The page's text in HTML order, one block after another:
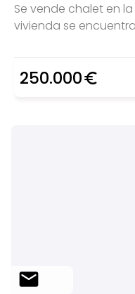
Se vende chalet en
vivienda se
250.000euro_symbol
mail